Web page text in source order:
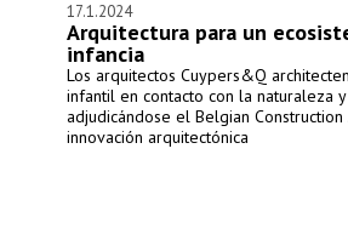
17.1.2024
Arquitectura para un
infancia
Los arquitectos Cuypers&Q
infantil en contacto con la naturaleza
adjudicándose el Belgian
innovación arquitectónica